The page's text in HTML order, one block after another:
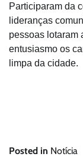
Participaram da
lideranças
pessoas lotaram
entusiasmo os
limpa da cidade.
Posted in Notícia